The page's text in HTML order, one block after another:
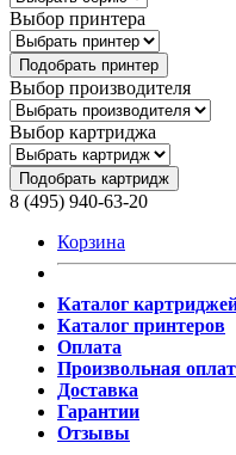
Выбор принтера
Подобрать принтер
Выбор производителя
Выбор картриджа
Подобрать картридж
8 (495) 940-63-20
Корзина
Каталог
Каталог принтеров
Оплата
Произвольная
Доставка
Гарантии
Отзывы